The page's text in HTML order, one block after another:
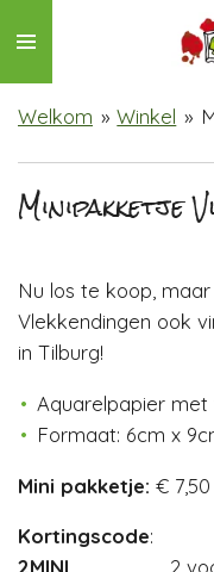
direct
naar
de
Welkom » Winkel »
Minipakketje
Nu los te koop,
Vlekkendingen ook
in Tilburg!
Aquarelpapier
Formaat: 6cm x
Mini pakketje: €
Kortingscode:
2MINI 2 voor